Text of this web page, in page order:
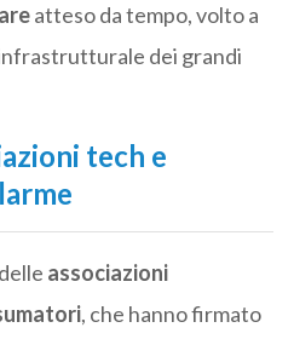
atteso da tempo, volto a
dei grandi
tech e
associazioni
, che hanno firmato